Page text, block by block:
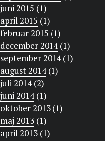
juni 2015 (1)
april 2015 (1)
februar 2015 (1)
december 2014(1)
september 2014(1)
august 2014(1)
juli 2014(2)
juni 2014(1)
oktober 2013(1)
maj 2013(1)
april 2013(1)